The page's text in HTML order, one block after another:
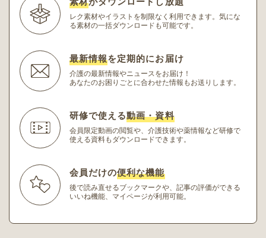
レク素材やイラストを制限なく利用できます。 気にな
る素材の一括ダウンロードも可能です。
最新情報を定期的にお届け
介護の最新情報やニュースをお届け！
あなたのお困りごとに合わせた情報もお送りします。
研修で使える動画・資料
会員限定動画の閲覧や、介護技術や薬情報など研修で
使える資料もダウンロードできます。
会員だけの便利な機能
後で読み直せるブックマークや、記事の評価ができる
いいね機能、マイページが利用可能。